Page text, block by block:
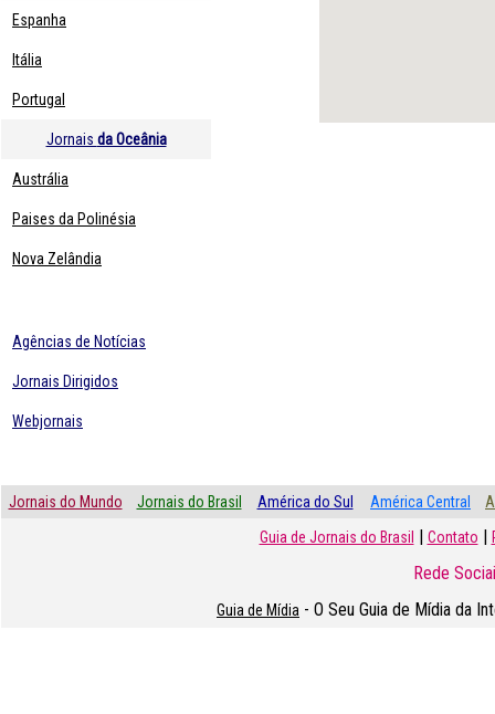
Espanha
Itália
Portugal
Jornais da Oceânia
Austrália
Paises da Polinésia
Nova Zelândia
Agências de Notícias
Jornais Dirigidos
Webjornais
Jornais do Mundo Jornais do Brasil América do Sul América Central
Guia de Jornais do Brasil | Contato |
Rede
Guia de Mídia - O Seu Guia de Mídia da